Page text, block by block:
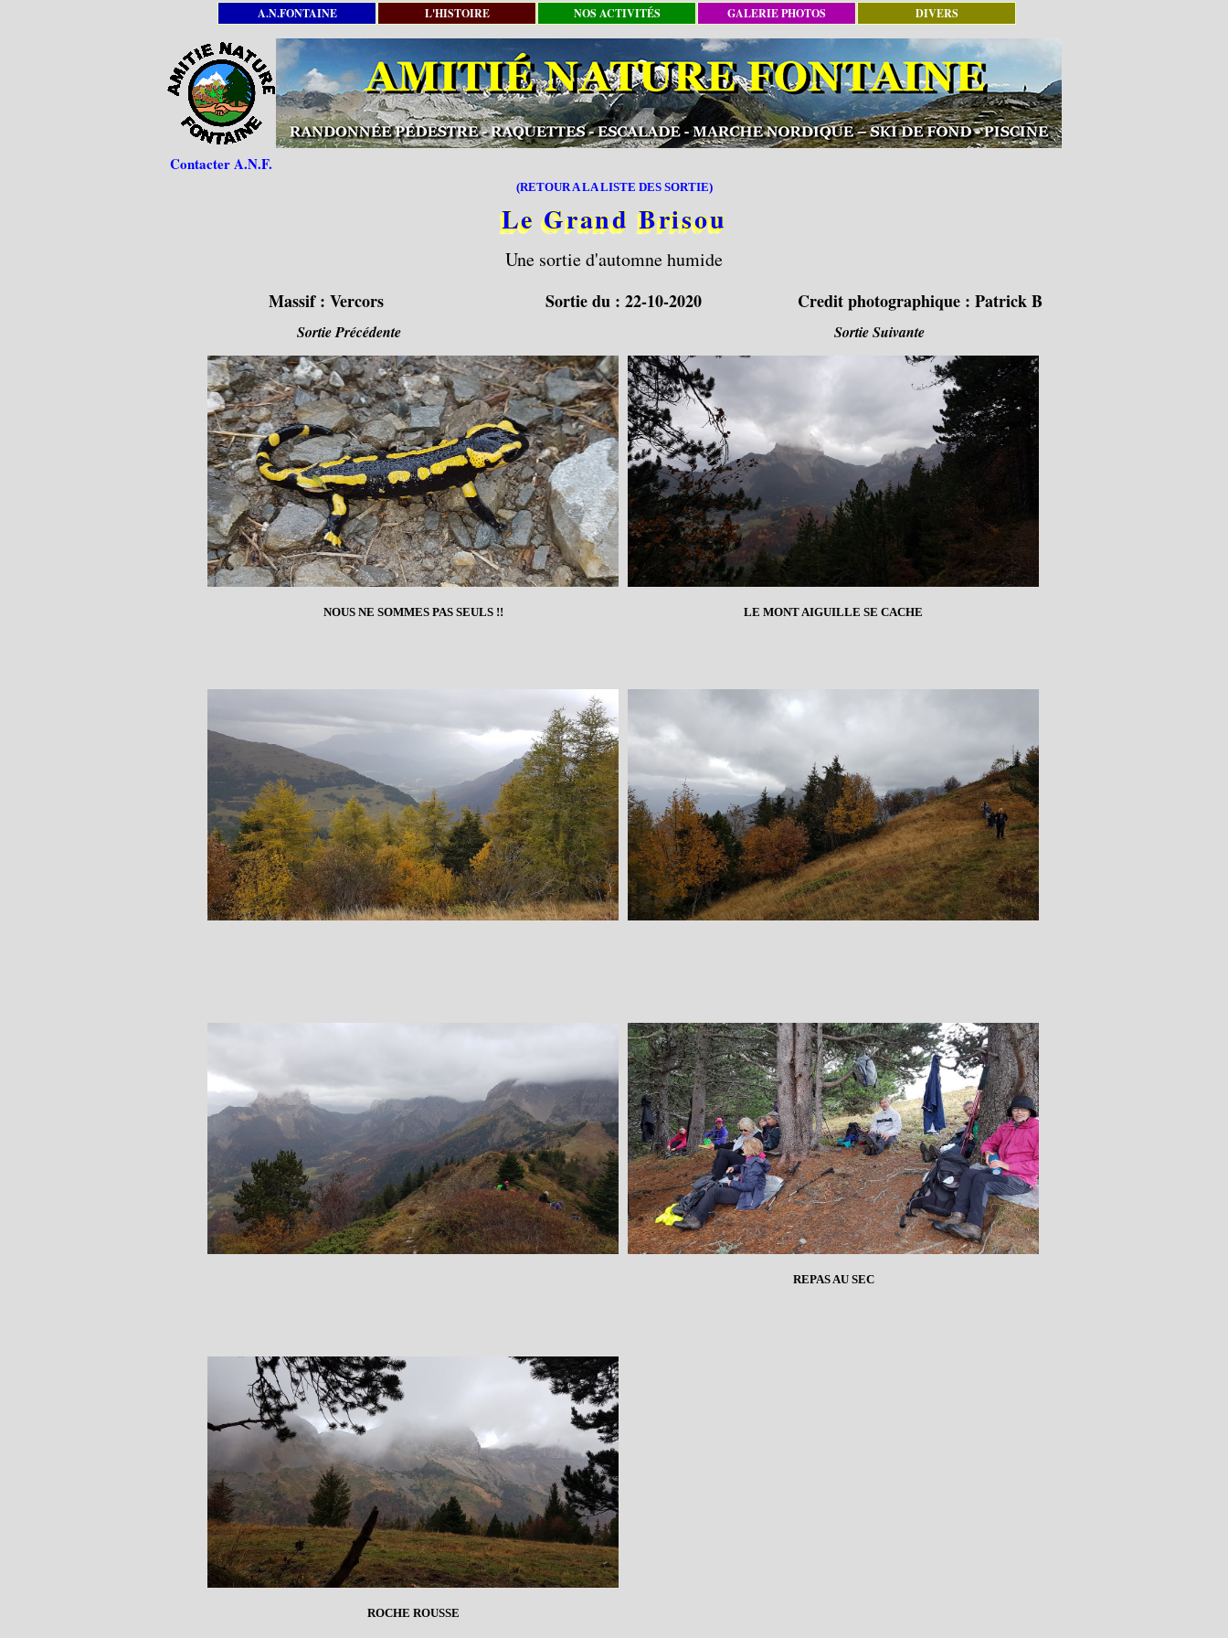
A.N.FONTAINE L'HISTOIRE NOS ACTIVITÉS GALERIE PHOTOS DIVERS
Contacter A.N.F.
(RETOUR A LA LISTE DES SORTIE)
Le Grand Brisou
Une sortie d'automne humide
Massif : Vercors Sortie du : 22-10-2020 Credit photographique : Patrick B
Sortie Précédente Sortie Suivante
NOUS NE SOMMES PAS SEULS !! LE MONT AIGUILLE SE CACHE
REPAS AU SEC
ROCHE ROUSSE